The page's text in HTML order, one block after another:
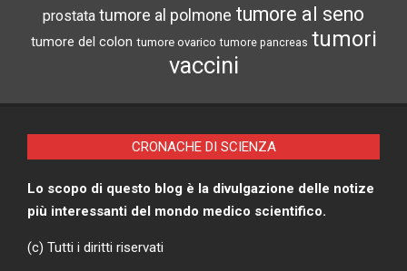
prostata tumore al polmone tumore al seno
tumore del colon tumore ovarico tumore pancreas tumori
vaccini
CRONACHE DI SCIENZA
Lo scopo di questo blog è la divulgazione delle notize
più interessanti del mondo medico scientifico.
(c) Tutti i diritti riservati